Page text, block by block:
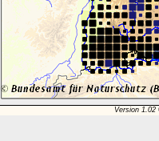
Version